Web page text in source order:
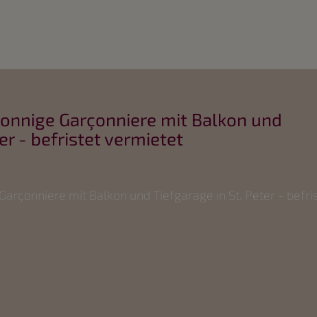
Garçonniere mit Balkon und
- befristet vermietet